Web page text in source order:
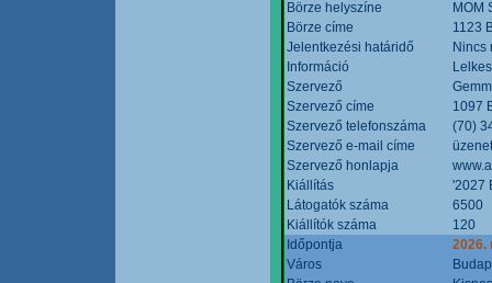
Börze helyszíne
MOM
Börze címe
1123
Jelentkezési határidő
Nincs
Információ
Szervező
Szervező címe
1097
Szervező telefonszáma
(70)
Szervező e-mail címe
Szervező honlapja
Kiállítás
'2027
Látogatók száma
6500
Kiállítók száma
120
Időpontja
2026.
Város